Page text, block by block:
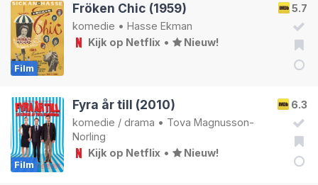
Film
5.7
Fröken Chic (1959)
komedie • Hasse Ekman
Kijk op Netflix • Nieuw!
Film
6.3
Fyra år till (2010)
komedie / drama • Tova Magnusson-
Norling
Kijk op Netflix • Nieuw!